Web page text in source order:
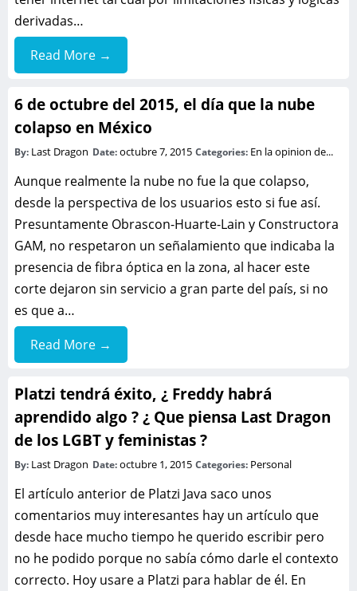
derivadas…
Read More →
6 de octubre del 2015, el día que la nube
colapso en México
By: Last Dragon Date:octubre 7, 2015 Categories: En la opinion de...
Aunque realmente la nube no fue la que colapso,
desde la perspectiva de los usuarios esto si fue así.
Presuntamente Obrascon-Huarte-Lain y Constructora
GAM, no respetaron un señalamiento que indicaba la
presencia de fibra óptica en la zona, al hacer este
corte dejaron sin servicio a gran parte del país, si no
es que a…
Read More →
Platzi tendrá éxito, ¿ Freddy habrá
aprendido algo ? ¿ Que piensa Last Dragon
de los LGBT y feministas ?
By: Last Dragon Date:octubre 1, 2015 Categories: Personal
El artículo anterior de Platzi Java saco unos
comentarios muy interesantes hay un artículo que
desde hace mucho tiempo he querido escribir pero
no he podido porque no sabía cómo darle el contexto
correcto. Hoy usare a Platzi para hablar de él. En